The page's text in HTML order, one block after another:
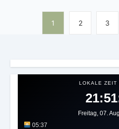
1 2 3
LOKALE ZEIT
Freitag, 07.
05:37